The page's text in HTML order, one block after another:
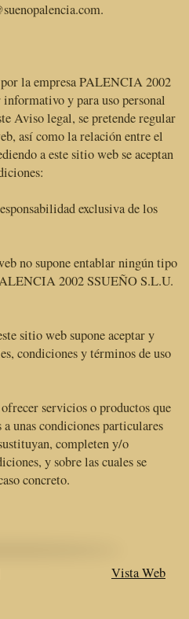
la empresa PALENCIA 2002
y para uso personal
Aviso legal, se pretende regular
así como la relación entre el
a este sitio web se aceptan
exclusiva de los
no supone entablar ningún tipo
2002 SSUEÑO S.L.U.
sitio web supone aceptar y
condiciones y términos de uso
servicios o productos que
unas condiciones particulares
completen y/o
y sobre las cuales se
concreto.
Vista Web